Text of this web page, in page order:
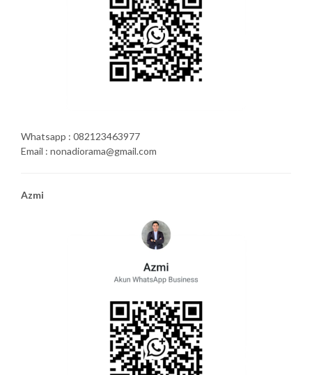
Whatsapp : 082123463977
Email : nonadiorama@gmail.com
Azmi